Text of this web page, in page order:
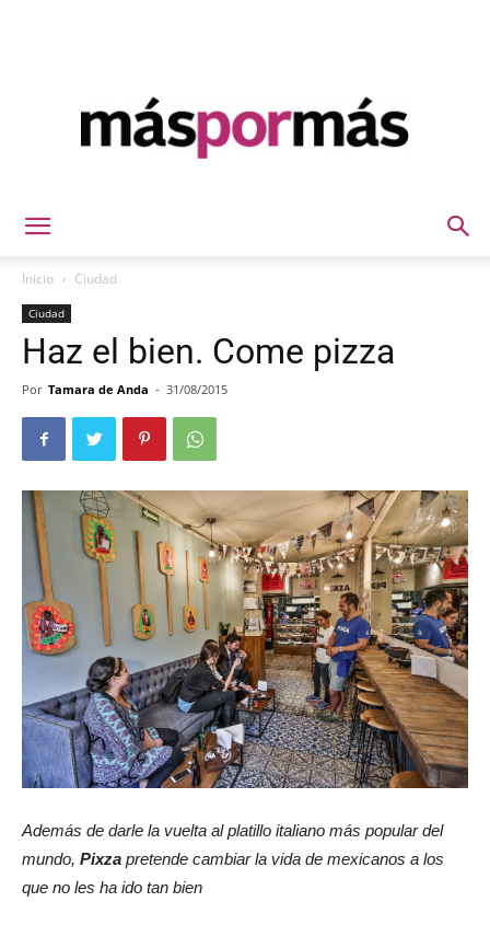
Inicio Ciudad
Ciudad
Haz el bien. Come pizza
Por Tamara de Anda - 31/08/2015
Además de darle la vuelta al platillo italiano más popular del
mundo, Pixza pretende cambiar la vida de mexicanos a los
que no les ha ido tan bien